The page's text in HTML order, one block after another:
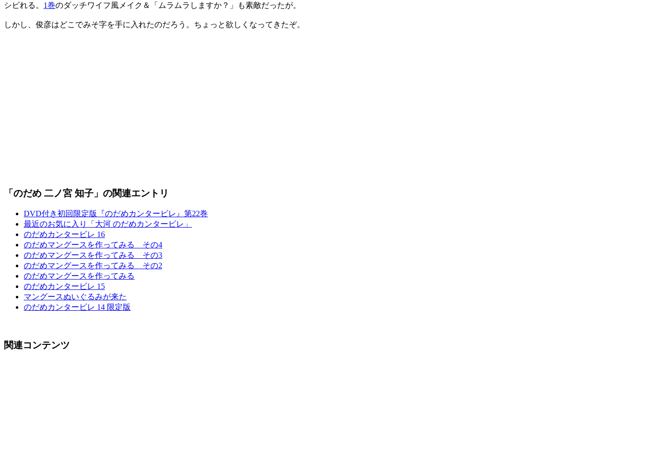
シビれる。 1巻のダッチワイフ風メイク＆「ムラムラしますか？」も素敵だったが。
しかし、俊彦はどこでみそ字を手に入れたのだろう。ちょっと欲しくなってきたぞ。
「のだめ 二ノ宮 知子」の関連エントリ
DVD付き初回限定版『のだめカンタービレ』第22巻
最近のお気に入り「大河 のだめカンタービレ」
のだめカンタービレ 16
のだめマングースを作ってみる その4
のだめマングースを作ってみる その3
のだめマングースを作ってみる その2
のだめマングースを作ってみる
のだめカンタービレ 15
マングースぬいぐるみが来た
のだめカンタービレ 14 限定版
関連コンテンツ